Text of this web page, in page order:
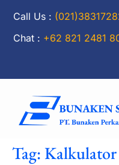
Call Us :
Chat : +62 821 2481
Tag: Kalkulator